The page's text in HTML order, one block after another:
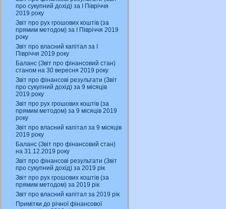
про сукупний дохід) за І Півріччя
2019 року
Звіт про рух грошових коштів (за
прямим методом) за І Півріччя 2019
року
Звіт про власний капітал за І
Півріччя 2019 року
Баланс (Звіт про фінансовий стан)
станом на 30 вересня 2019 року
Звіт про фінансові результати (Звіт
про сукупний дохід) за 9 місяців
2019 року
Звіт про рух грошових коштів (за
прямим методом) за 9 місяців 2019
року
Звіт про власний капітал за 9 місяців
2019 року
Баланс (Звіт про фінансовий стан)
на 31.12.2019 року
Звіт про фінансові результати (Звіт
про сукупний дохід) за 2019 рік
Звіт про рух грошових коштів (за
прямим методом) за 2019 рік
Звіт про власний капітал за 2019 рік
Примітки до річної фінансової